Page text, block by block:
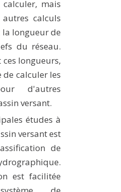
mais
calculs
la longueur de
du réseau.
ces longueurs,
de calculer les
d'autres
versant.
études à
versant est
de
est facilitée